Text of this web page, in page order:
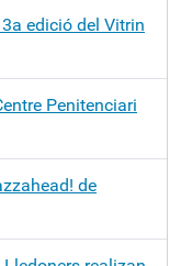
edició del Vitrin
Penitenciari
de